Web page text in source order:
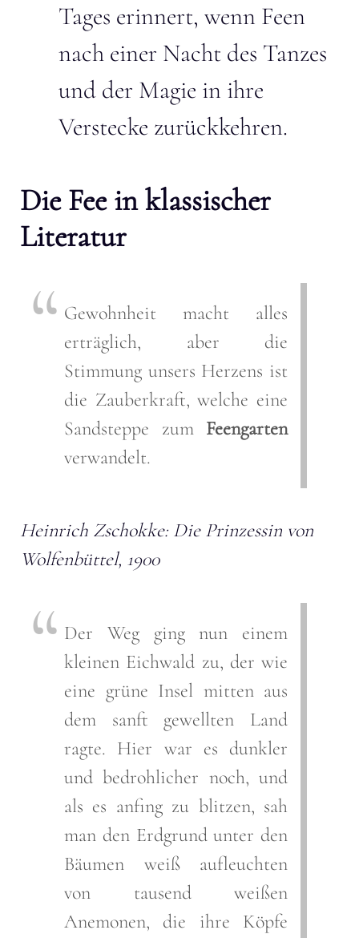
Tages erinnert, wenn Feen
nach einer Nacht des Tanzes
und der Magie in ihre
Verstecke zurückkehren.
Die Fee in klassischer
Literatur
Gewohnheit macht alles
erträglich, aber die
Stimmung unsers Herzens ist
die Zauberkraft, welche eine
Sandsteppe zum Feengarten
verwandelt.
Heinrich Zschokke: Die Prinzessin von
Wolfenbüttel, 1900
Der Weg ging nun einem
kleinen Eichwald zu, der wie
eine grüne Insel mitten aus
dem sanft gewellten Land
ragte. Hier war es dunkler
und bedrohlicher noch, und
als es anfing zu blitzen, sah
man den Erdgrund unter den
Bäumen weiß aufleuchten
von tausend weißen
Anemonen, die ihre Köpfe